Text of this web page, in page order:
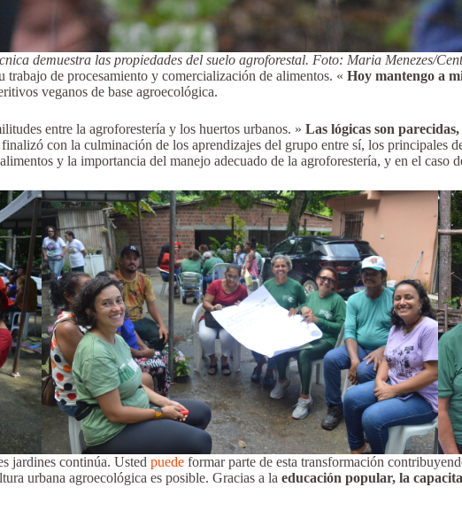
demuestra las propiedades del suelo agroforestal. Foto: Maria Menezes/
de procesamiento y comercialización de alimentos. « Hoy mantengo a
veganos de base agroecológica.
entre la agroforestería y los huertos urbanos. » Las lógicas son
con la culminación de los aprendizajes del grupo entre sí, los principales
y la importancia del manejo adecuado de la agroforestería, y en el caso
jardines continúa. Usted puede formar parte de esta transformación
urbana agroecológica es posible. Gracias a la educación popular, la